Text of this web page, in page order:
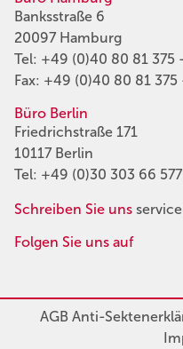
Banksstraße 6
20097 Hamburg
Tel: +49 (0)40 80 81 375
Fax: +49 (0)40 80 81 375
Büro Berlin
Friedrichstraße 171
10117 Berlin
Tel: +49 (0)30 303 66
Schreiben Sie uns
Folgen Sie uns auf
AGBAnti-